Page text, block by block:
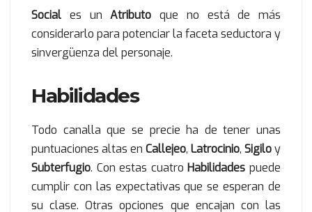
Social es unAtributo que no está de más
considerarlo para potenciar la faceta seductora y
sinvergüenza del personaje.
Habilidades
Todo canalla que se precie ha de tener unas
puntuaciones altas en Callejeo, Latrocinio, Sigiloy
Subterfugio. Con estas cuatroHabilidades puede
cumplir con las expectativas que se esperan de
su clase. Otras opciones que encajan con las